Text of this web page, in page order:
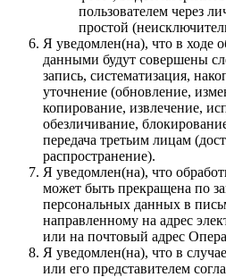
пользователем через
простой
Я уведомлен(на), что в ходе
данными будут совершены
запись, систематизация,
уточнение (обновление,
копирование, извлечение,
обезличивание,
передача третьим лицам
распространение).
Я уведомлен(на), что
может быть прекращена по
персональных данных в
направленному на адрес
или на почтовый адрес
Я уведомлен(на), что в
или его представителем